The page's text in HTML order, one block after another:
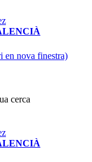
en nova finestra)
cerca